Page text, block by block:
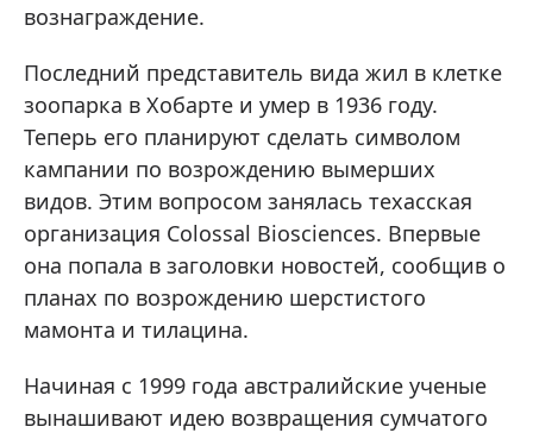
вознаграждение.
Последний представитель вида жил в клетке
зоопарка в Хобарте и умер в 1936 году.
Теперь его планируют сделать символом
кампании по возрождению вымерших
видов. Этим вопросом занялась техасская
организация Colossal Biosciences. Впервые
она попала в заголовки новостей, сообщив о
планах по возрождению шерстистого
мамонта и тилацина.
Начиная с 1999 года австралийские ученые
вынашивают идею возвращения сумчатого